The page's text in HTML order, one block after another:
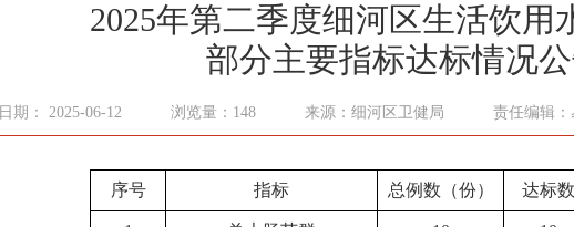
2025年第二季度细河区生活饮用
部分主要指标达标情况
日期： 2025-06-12 浏览量：148 来源：细河区卫健局 责任编辑：
序号 指标 总例数（份） 达标数